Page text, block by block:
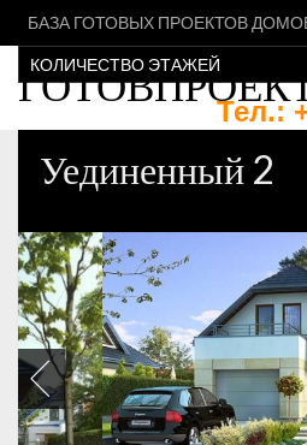
БАЗА ГОТОВЫХ ПРОЕКТОВ
Тел.:
Колл центр:
Уединенный 2